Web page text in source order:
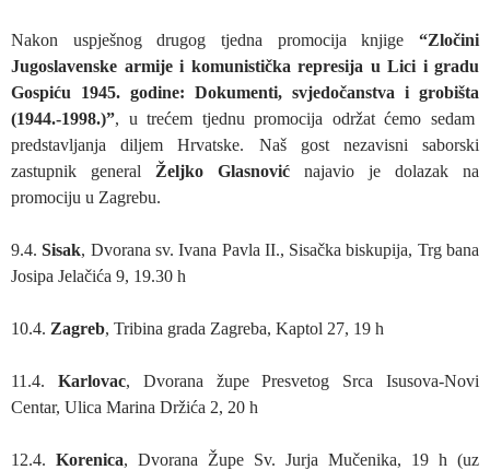
Nakon uspješnog drugog tjedna promocija knjige “Zločini
Jugoslavenske armije i komunistička represija u Lici i gradu
Gospiću 1945. godine: Dokumenti, svjedočanstva i grobišta
(1944.-1998.)”, u trećem tjednu promocija održat ćemo sedam
predstavljanja diljem Hrvatske. Naš gost nezavisni saborski
zastupnik general Željko Glasnović najavio je dolazak na
promociju u Zagrebu.
9.4.Sisak, Dvorana sv. Ivana Pavla II., Sisačka biskupija, Trg bana
Josipa Jelačića 9, 19.30 h
10.4. Zagreb, Tribina grada Zagreba, Kaptol 27, 19 h
11.4. Karlovac, Dvorana župe Presvetog Srca Isusova-Novi
Centar, Ulica Marina Držića 2, 20 h
12.4. Korenica, Dvorana Župe Sv. Jurja Mučenika, 19 h (uz